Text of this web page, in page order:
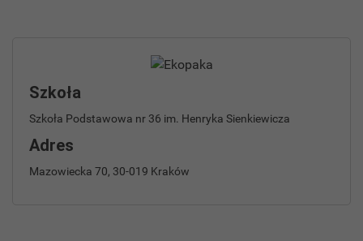
Szkoła
Szkoła Podstawowa nr 36 im. Henryka Sienkiewicza
Adres
Mazowiecka 70, 30-019 Kraków